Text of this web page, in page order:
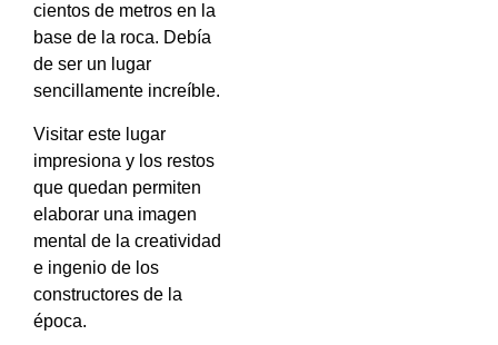
cientos de metros en la
base de la roca. Debía
de ser un lugar
sencillamente increíble.
Visitar este lugar
impresiona y los restos
que quedan permiten
elaborar una imagen
mental de la creatividad
e ingenio de los
constructores de la
época.